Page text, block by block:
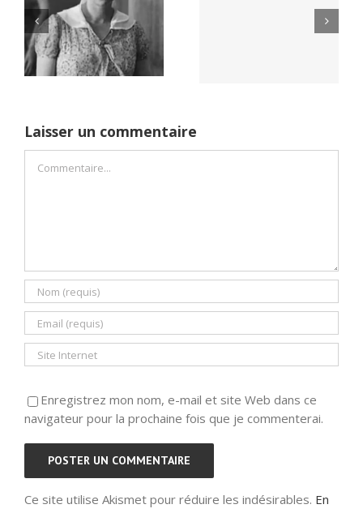
Netflix Field of
Dreams (1989)
Yaïr Golan : une
Laisser un commentaire
Enregistrez mon nom, e-mail et site Web dans ce
navigateur pour la prochaine fois que je commenterai.
Ce site utilise Akismet pour réduire les indésirables. En